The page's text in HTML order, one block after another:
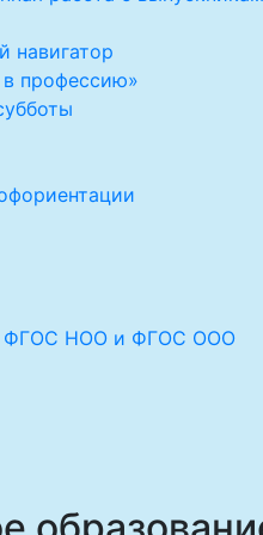
навигатор
профессию»
ФГОС НОО и ФГОС ООО